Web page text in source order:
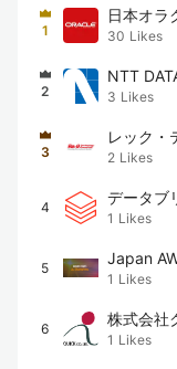
1
日本オラ
30 Likes
2
NTT
3 Likes
3
レック・
社
2 Likes
4
データブ
1 Likes
5
Japan
1 Likes
6
株式会社
1 Likes